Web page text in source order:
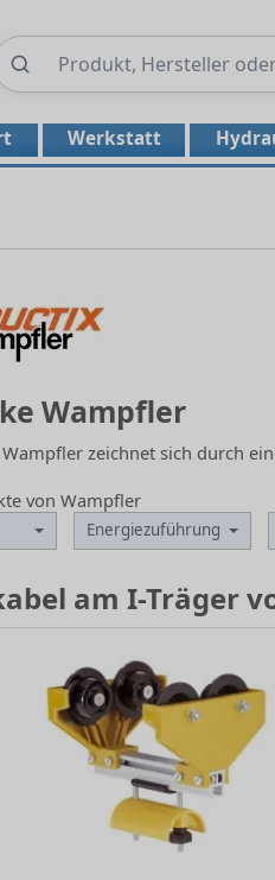
Werkstatt
Wampfler
zeichnet sich durch
von Wampfler
Energiezuführung
am I-Träger